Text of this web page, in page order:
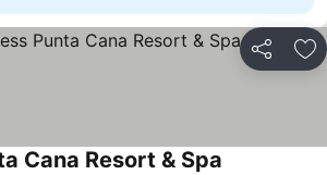
Partager
Cana Resort & Spa